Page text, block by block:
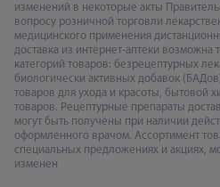
изменений в некоторые акты
вопросу розничной торговли
медицинского применения
доставка из интернет-аптеки
категорий товаров: безрецептурных
биологически активных добавок
товаров для ухода и красоты, бытовой
товаров. Рецептурные препараты
могут быть получены при наличии
оформленного врачом. Ассортимент
специальных предложениях и акциях,
изменен